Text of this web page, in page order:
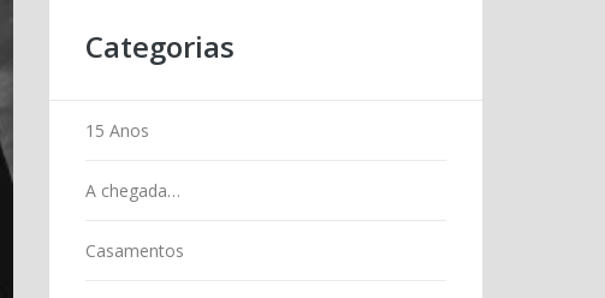
Categorias
15 Anos
A chegada…
Casamentos